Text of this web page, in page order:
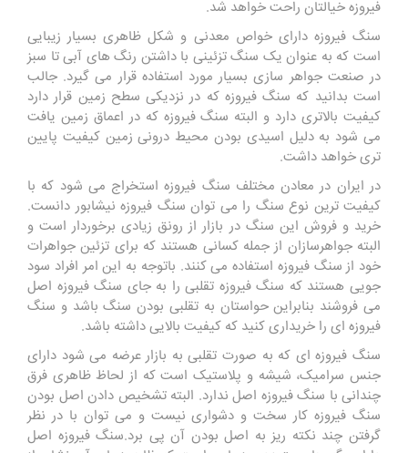
فیروزه خیالتان راحت خواهد شد.
سنگ فیروزه دارای خواص معدنی و شکل ظاهری بسیار زیبایی
است که به عنوان یک سنگ تزئینی با داشتن رنگ های آبی تا سبز
در صنعت جواهر سازی بسیار مورد استفاده قرار می گیرد. جالب
است بدانید که سنگ فیروزه که در نزدیکی سطح زمین قرار دارد
کیفیت بالاتری دارد و البته سنگ فیروزه که در اعماق زمین یافت
می شود به دلیل اسیدی بودن محیط درونی زمین کیفیت پایین
تری خواهد داشت.
در ایران در معادن مختلف سنگ فیروزه استخراج می شود که با
کیفیت ترین نوع سنگ را می توان سنگ فیروزه نیشابور دانست.
خرید و فروش این سنگ در بازار از رونق زیادی برخوردار است و
البته جواهرسازان از جمله کسانی هستند که برای تزئین جواهرات
خود از سنگ فیروزه استفاده می کنند. باتوجه به این امر افراد سود
جویی هستند که سنگ فیروزه تقلبی را به جای سنگ فیروزه اصل
می فروشند بنابراین حواستان به تقلبی بودن سنگ باشد و سنگ
فیروزه ای را خریداری کنید که کیفیت بالایی داشته باشد.
سنگ فیروزه ای که به صورت تقلبی به بازار عرضه می شود دارای
جنس سرامیک، شیشه و پلاستیک است که از لحاظ ظاهری فرق
چندانی با سنگ فیروزه اصل ندارد. البته تشخیص دادن اصل بودن
سنگ فیروزه کار سخت و دشواری نیست و می توان با در نظر
گرفتن چند نکته ریز به اصل بودن آن پی برد.سنگ فیروزه اصل